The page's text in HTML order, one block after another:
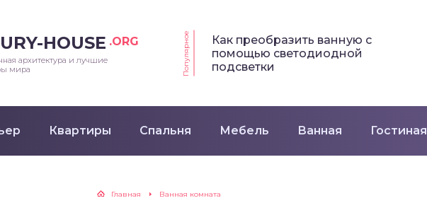
HOUSE .ORG
архитектура и лучшие
мира
Популярное
Как преобразить ванную с
помощью светодиодной
подсветки
Квартиры Спальня Мебель Ванная Гостиная
Главная Ванная комната